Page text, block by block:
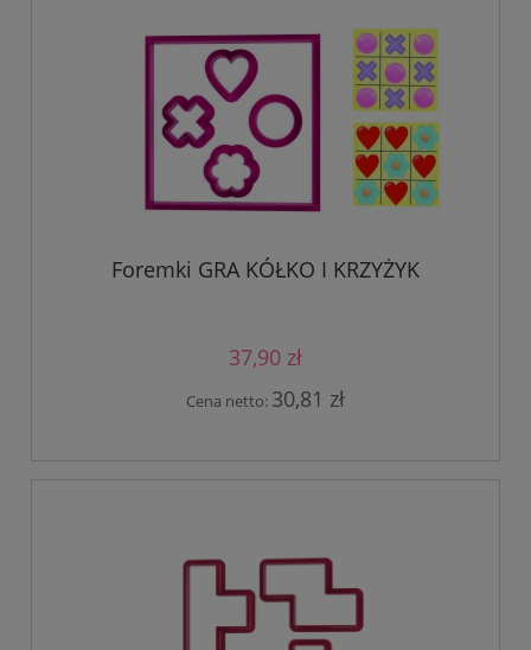
Foremki GRA KÓŁKO I KRZYŻYK
37,90 zł
Cena netto: 30,81 zł